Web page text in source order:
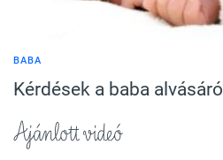
BABA
Kérdések a baba alvásáról
Ajánlott videó